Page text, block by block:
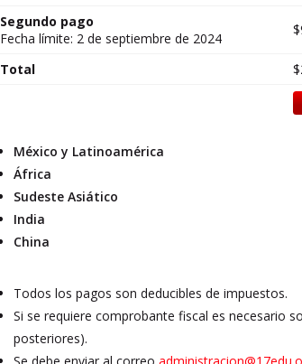
Segundo pago
Fecha límite: 2 de septiembre de 2024
Total
México y Latinoamérica
África
Sudeste Asiático
India
China
Todos los pagos son deducibles de impuestos.
Si se requiere comprobante fiscal es necesario
posteriores).
Se debe enviar al correo